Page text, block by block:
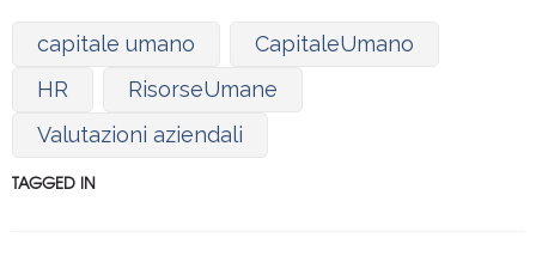
capitale umano
CapitaleUmano
HR
RisorseUmane
Valutazioni aziendali
TAGGED IN